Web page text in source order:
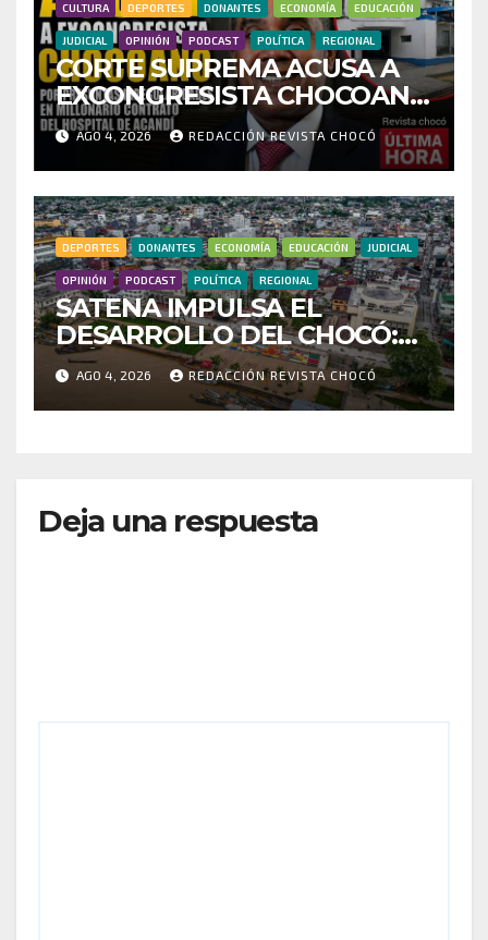
CULTURA DEPORTES DONANTES ECONOMÍA EDUCACIÓN
JUDICIAL OPINIÓN PODCAST POLÍTICA REGIONAL
CORTE SUPREMA ACUSA A
EXCONGRESISTA CHOCOANO
POR PRESUNTAS
IRREGULARIDADES EN
MILLONARIO CONTRATO
DEL HOSPITAL DE ACANDÍ
AGO 4, 2026 REDACCIÓN REVISTA CHOCÓ
DEPORTES DONANTES ECONOMÍA EDUCACIÓN JUDICIAL
OPINIÓN PODCAST POLÍTICA REGIONAL
SATENA IMPULSA EL
DESARROLLO DEL CHOCÓ:
MÁS DE 35 MIL PASAJEROS
MOVILIZADOS Y NUEVAS
RUTAS FORTALECEN LA
AGO 4, 2026 REDACCIÓN REVISTA CHOCÓ
Deja una respuesta